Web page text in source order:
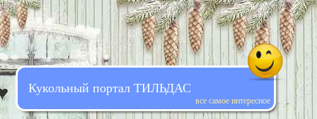
Кукольный портал ТИЛЬДАС
все самое интересное